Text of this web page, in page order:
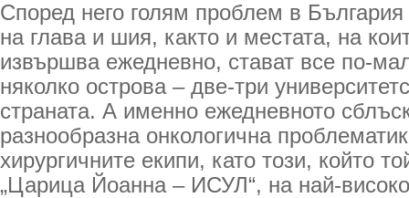
Според него голям проблем в България
на глава и шия, както и местата, на
извършва ежедневно, стават все по-
няколко острова – две-три
страната. А именно ежедневното
разнообразна онкологична
хирургичните екипи, като този, който
„Царица Йоанна – ИСУЛ“, на най-